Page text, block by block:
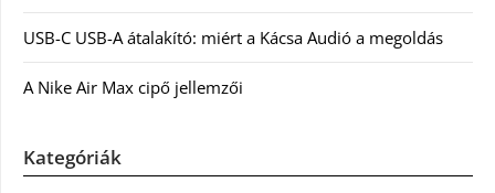
USB-C USB-A átalakító: miért a Kácsa Audió a megoldás
A Nike Air Max cipő jellemzői
Kategóriák